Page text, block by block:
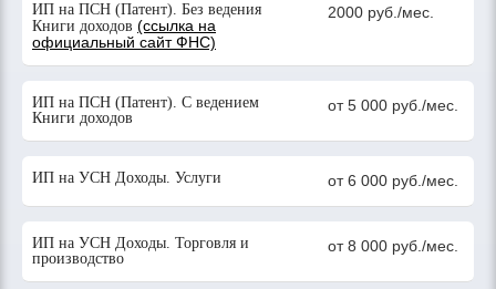
ИП на ПСН (Патент). Без ведения
Книги доходов (ссылка на
официальный сайт ФНС)
2000 руб./мес.
ИП на ПСН (Патент). С ведением
Книги доходов
от 5 000 руб./мес.
ИП на УСН Доходы. Услуги от 6 000 руб./мес.
ИП на УСН Доходы. Торговля и
производство
от 8 000 руб./мес.